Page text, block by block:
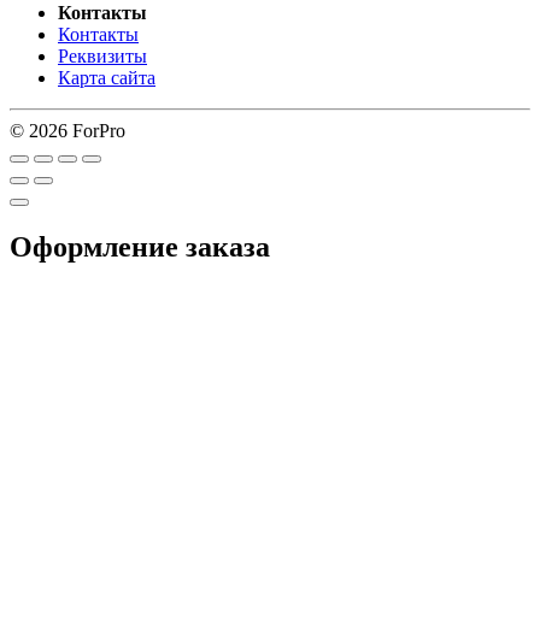
Контакты
Контакты
Реквизиты
Карта сайта
© 2026 ForPro
Оформление заказа